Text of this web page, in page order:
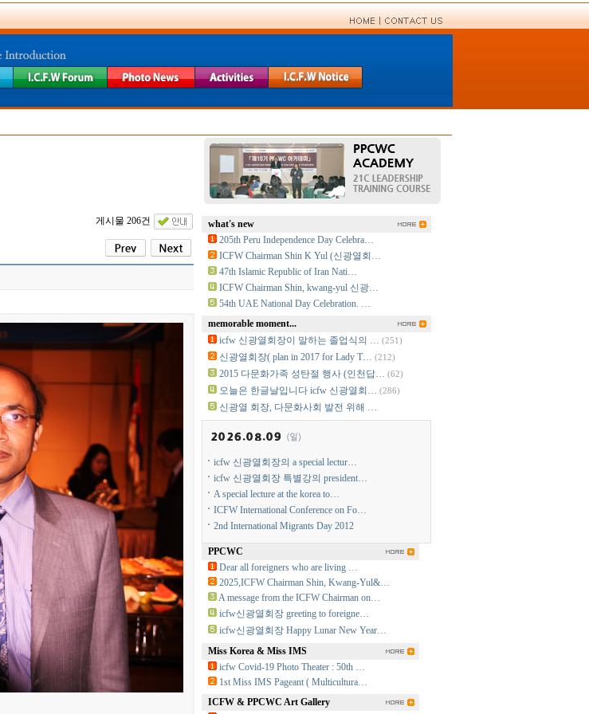
게시물 206건
what's new
205th Peru Independence Day Celebra…
ICFW Chairman Shin K Yul (신광열회…
47th Islamic Republic of Iran Nati…
ICFW Chairman Shin, kwang-yul 신광…
54th UAE National Day Celebration. …
memorable moment...
icfw 신광열회장이 말하는 졸업식의 … (251)
신광열회장( plan in 2017 for Lady T… (212)
2015 다문화가족 성탄절 행사 (인천답… (62)
오늘은 한글날입니다 icfw 신광열회… (286)
신광열 회장, 다문화사회 발전 위해 …
icfw 신광열회장의 a special lectur…
icfw 신광열회장 특별강의 president…
A special lecture at the korea to…
ICFW International Conference on Fo…
2nd International Migrants Day 2012
PPCWC
Dear all foreigners who are living …
2025,ICFW Chairman Shin, Kwang-Yul&…
A message from the ICFW Chairman on…
icfw신광열회장 greeting to foreigne…
icfw신광열회장 Happy Lunar New Year…
Miss Korea & Miss IMS
icfw Covid-19 Photo Theater : 50th …
1st Miss IMS Pageant ( Multicultura…
ICFW & PPCWC Art Gallery